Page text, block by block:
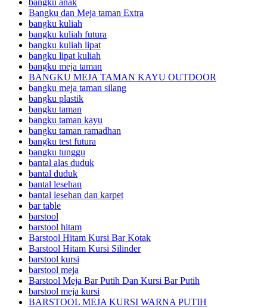
bangku anak
Bangku dan Meja taman Extra
bangku kuliah
bangku kuliah futura
bangku kuliah lipat
bangku lipat kuliah
bangku meja taman
BANGKU MEJA TAMAN KAYU OUTDOOR
bangku meja taman silang
bangku plastik
bangku taman
bangku taman kayu
bangku taman ramadhan
bangku test futura
bangku tunggu
bantal alas duduk
bantal duduk
bantal lesehan
bantal lesehan dan karpet
bar table
barstool
barstool hitam
Barstool Hitam Kursi Bar Kotak
Barstool Hitam Kursi Silinder
barstool kursi
barstool meja
Barstool Meja Bar Putih Dan Kursi Bar Putih
barstool meja kursi
BARSTOOL MEJA KURSI WARNA PUTIH